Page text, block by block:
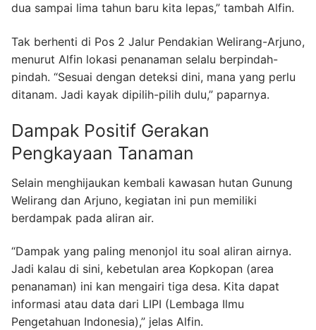
dua sampai lima tahun baru kita lepas,” tambah Alfin.
Tak berhenti di Pos 2 Jalur Pendakian Welirang-Arjuno,
menurut Alfin lokasi penanaman selalu berpindah-
pindah. “Sesuai dengan deteksi dini, mana yang perlu
ditanam. Jadi kayak dipilih-pilih dulu,” paparnya.
Dampak Positif Gerakan
Pengkayaan Tanaman
Selain menghijaukan kembali kawasan hutan Gunung
Welirang dan Arjuno, kegiatan ini pun memiliki
berdampak pada aliran air.
“Dampak yang paling menonjol itu soal aliran airnya.
Jadi kalau di sini, kebetulan area Kopkopan (area
penanaman) ini kan mengairi tiga desa. Kita dapat
informasi atau data dari LIPI (Lembaga Ilmu
Pengetahuan Indonesia),” jelas Alfin.